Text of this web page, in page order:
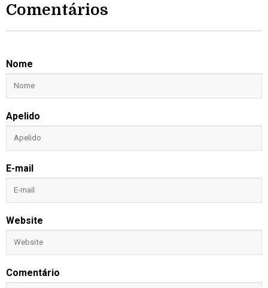
Comentários
Nome
Apelido
E-mail
Website
Comentário